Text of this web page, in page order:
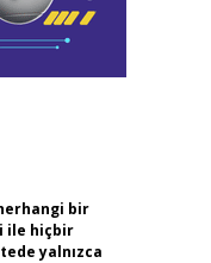
bir
ile hiçbir
yalnızca